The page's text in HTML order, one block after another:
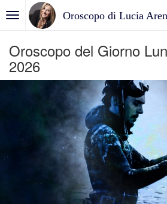
Oroscopo di Lucia
Oroscopo del Giorno
2026